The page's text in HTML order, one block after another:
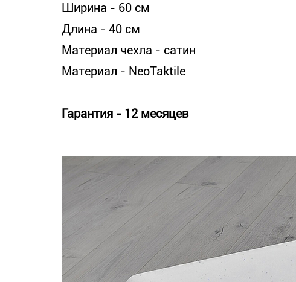
Ширина - 60 см
Длина - 40 см
Материал чехла - сатин
Материал - NeoTaktile
Гарантия - 12 месяцев